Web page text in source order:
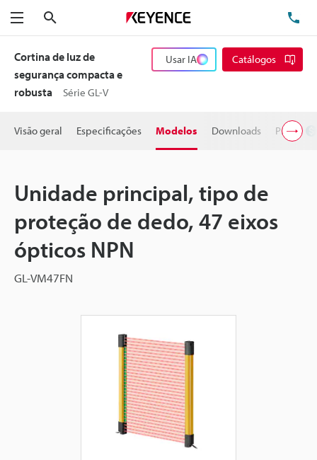
Menu
Cortina de luz de
segurança compacta e
robusta
Série GL-V
Usar IA Catálogos
Visão geral Especificações Modelos Downloads Preço
Unidade principal, tipo de
proteção de dedo, 47 eixos
ópticos NPN
GL-VM47FN